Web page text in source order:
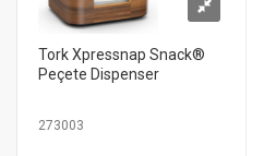
Tork Xpressnap Snack®
Peçete Dispenser
273003